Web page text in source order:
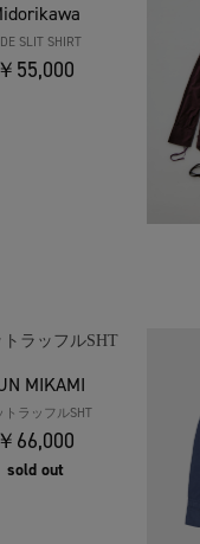
SLIT SHIRT
￥55,000
MIKAMI
トラッフルSHT
￥66,000
sold out